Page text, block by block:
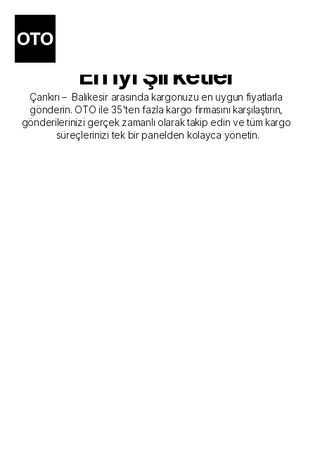
Çankırı - Balıkesir Kargo
Gönderim Hizmeti Sunan
En İyi Şirketler
Çankırı –  Balıkesir arasında kargonuzu en uygun fiyatlarla
gönderin. OTO ile 35'ten fazla kargo firmasını karşılaştırın,
gönderilerinizi gerçek zamanlı olarak takip edin ve tüm kargo
süreçlerinizi tek bir panelden kolayca yönetin.